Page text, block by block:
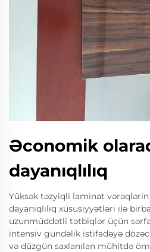
Əconomik
dayanıqlılıq
Yüksək təzyiqli laminat
dayanıqlılıq xüsusiyyətləri ilə
uzunmüddətli tətbiqlər üçün
intensiv gündəlik istifadəyə
və düzgün saxlanılan mühitdə